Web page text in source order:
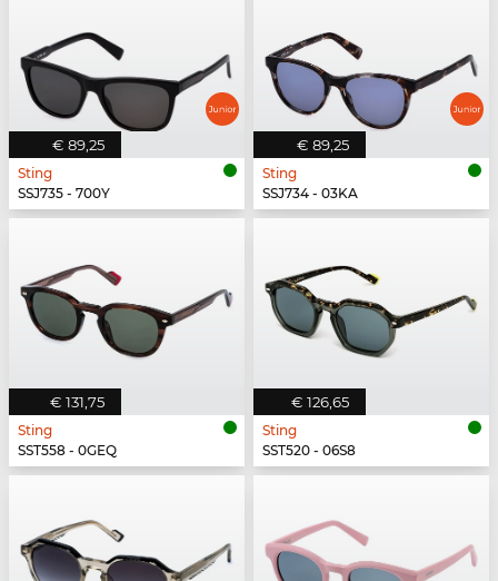
€ 89,25
Sting
SSJ735 - 700Y
€ 89,25
Sting
SSJ734 - 03KA
€ 131,75
Sting
SST558 - 0GEQ
€ 126,65
Sting
SST520 - 06S8